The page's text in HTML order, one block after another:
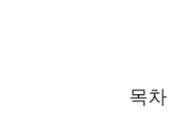
목차